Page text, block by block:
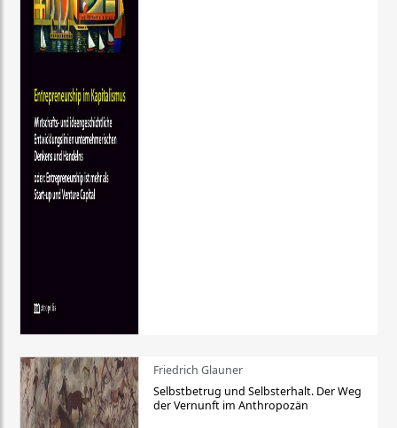
Friedrich Glauner
Selbstbetrug und Selbsterhalt. Der Weg
der Vernunft im Anthropozän